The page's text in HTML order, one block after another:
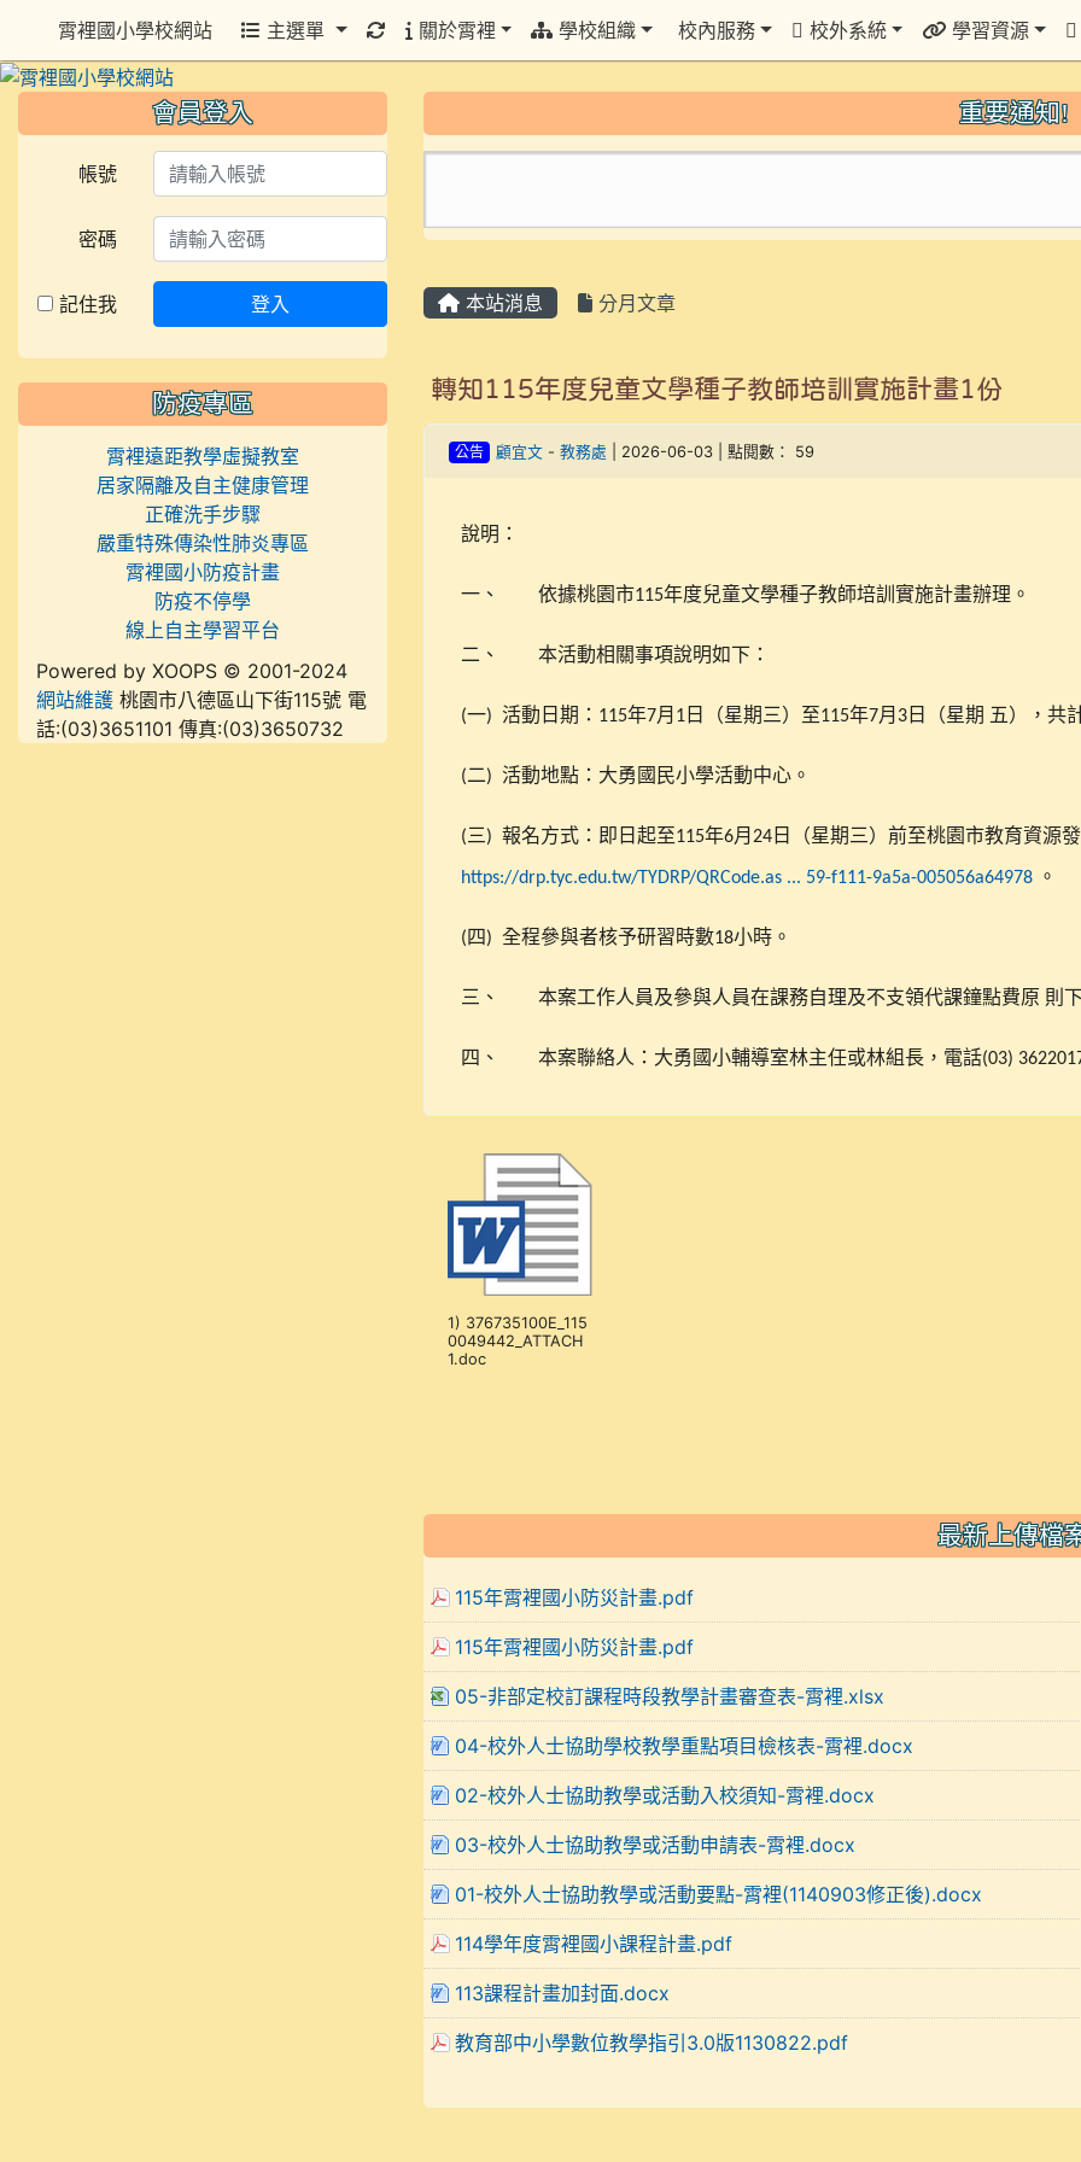
重要通知!
本站消息 分月文章
轉知115年度兒童文學種子教師培訓實施計畫1份
公告 顧宜文- 教務處 | 2026-06-03 | 點閱數： 59
說明：
一、 依據桃園市115年度兒童文學種子教師培訓實施計畫辦理。
二、 本活動相關事項說明如下：
(一) 活動日期： 115年7月 1 日（星期三）至115年7月 3 日（星期 五），共
(二) 活動地點：大勇國民小學活動中心。
(三) 報名方式：即日起至115年6月 24 日（星期三）前至桃園市教育資源
https://drp.tyc.edu.tw/TYDRP/QRCode.as ... 59-f111-9a5a-005056a64978 。
(四) 全程參與者核予研習時數18小時。
三、 本案工作人員及參與人員在課務自理及不支領代課鐘點費原 則
四、 本案聯絡人：大勇國小輔導室林主任或林組長，電話(03)
1) 376735100E_115
0049442_ATTACH
1.doc
最新上傳檔
115年霄裡國小防災計畫.pdf
115年霄裡國小防災計畫.pdf
05-非部定校訂課程時段教學計畫審查表-霄裡.xlsx
04-校外人士協助學校教學重點項目檢核表-霄裡.docx
02-校外人士協助教學或活動入校須知-霄裡.docx
03-校外人士協助教學或活動申請表-霄裡.docx
01-校外人士協助教學或活動要點-霄裡(1140903修正後).docx
114學年度霄裡國小課程計畫.pdf
113課程計畫加封面.docx
教育部中小學數位教學指引3.0版1130822.pdf
會員登入
帳號
密碼
記住我 登入
防疫專區
霄裡遠距教學虛擬教室
居家隔離及自主健康管理
正確洗手步驟
嚴重特殊傳染性肺炎專區
霄裡國小防疫計畫
防疫不停學
線上自主學習平台
Powered by XOOPS © 2001-2024
網站維護 桃園市八德區山下街115號 電
話:(03)3651101 傳真:(03)3650732
霄裡國小學校網站 主選單 重新取得佈景設定
關於霄裡 學校組織 校內服務 校外系統 學習資源